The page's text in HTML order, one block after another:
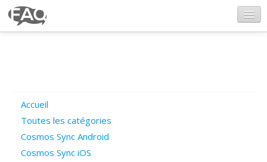
Poser une question
Questions ouvertes
Accueil
Toutes les catégories
Cosmos Sync Android
Cosmos Sync iOS